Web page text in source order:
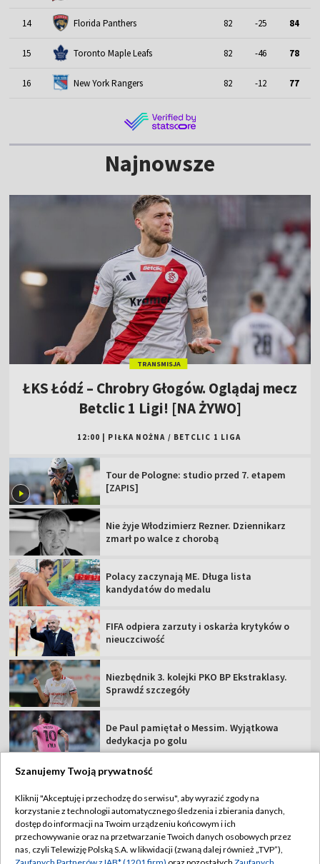
14 Florida Panthers 82 -25 84
15 Toronto Maple Leafs 82 -46 78
16 New York Rangers 82 -12 77
Najnowsze
TRANSMISJA
ŁKS Łódź – Chrobry Głogów. Oglądaj mecz
Betclic 1 Ligi! [NA ŻYWO]
12:00 PIŁKA NOŻNA / BETCLIC 1 LIGA
Tour de Pologne: studio przed 7. etapem
[ZAPIS]
Nie żyje Włodzimierz Rezner. Dziennikarz
zmarł po walce z chorobą
Polacy zaczynają ME. Długa lista
kandydatów do medalu
FIFA odpiera zarzuty i oskarża krytyków o
nieuczciwość
Niezbędnik 3. kolejki PKO BP Ekstraklasy.
Sprawdź szczegóły
De Paul pamiętał o Messim. Wyjątkowa
dedykacja po golu
TVP
Abonament TVP
Regulamin TVP
Szanujemy Twoją prywatność
Kliknij "Akceptuję i przechodzę do serwisu", aby wyrazić zgody na
korzystanie z technologii automatycznego śledzenia i zbierania danych,
dostęp do informacji na Twoim urządzeniu końcowym i ich
przechowywanie oraz na przetwarzanie Twoich danych osobowych przez
nas, czyli Telewizję Polską S.A. w likwidacji (zwaną dalej również „TVP”),